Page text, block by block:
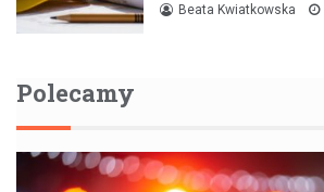
Beata Kwiatkowska
Polecamy